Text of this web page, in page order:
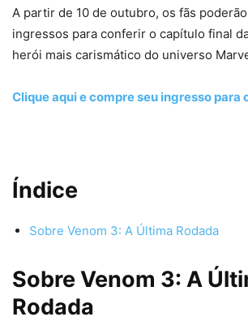
A partir de 10 de outubro, os fãs
ingressos para conferir o capítulo final
herói mais carismático do universo
Clique aqui e compre seu ingresso para
Índice
Sobre Venom 3: A Última Rodada
Sobre Venom 3: A
Rodada